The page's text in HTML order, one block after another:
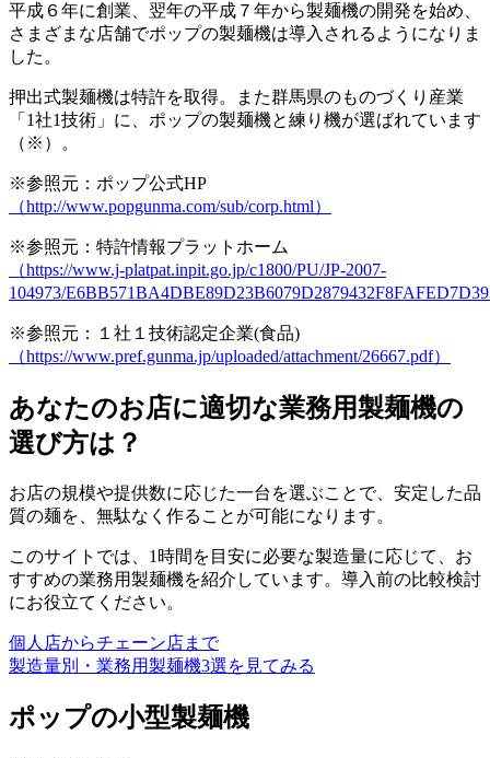
平成６年に創業、翌年の平成７年から製麺機の開発を始め、
さまざまな店舗でポップの製麺機は導入されるようになりま
した。
押出式製麺機は特許を取得。また群馬県のものづくり産業
「1社1技術」に、ポップの製麺機と練り機が選ばれています
（※）。
※参照元：ポップ公式HP
（http://www.popgunma.com/sub/corp.html）
※参照元：特許情報プラットホーム
（https://www.j-platpat.inpit.go.jp/c1800/PU/JP-2007-
104973/
※参照元：１社１技術認定企業(食品)
（https://www.pref.gunma.jp/uploaded/attachment/26667.pdf）
あなたのお店に適切な業務用製麺機の
選び方は？
お店の規模や提供数に応じた一台を選ぶことで、安定した品
質の麺を、無駄なく作ることが可能になります。
このサイトでは、1時間を目安に必要な製造量に応じて、お
すすめの業務用製麺機を紹介しています。導入前の比較検討
にお役立てください。
個人店からチェーン店まで
製造量別・業務用製麺機3選を見てみる
ポップの小型製麺機